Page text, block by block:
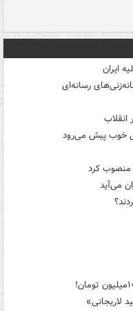
ایران
رسانه‌ای
خوب پیش می‌رود
منصوب کرد
می‌آید
لاریجانی»